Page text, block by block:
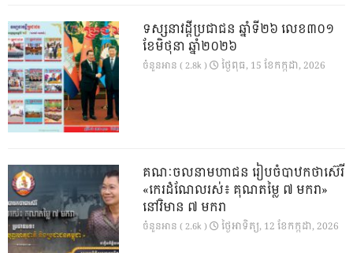
ទស្សនាវដ្ដីប្រជាជន ឆ្នាំទី២៦ លេខ៣០១
ខែមិថុនា ឆ្នាំ២០២៦
ចំនួនអាន ( 2.8k ) ថ្ងៃ​ពុធ, 15 ខែ​កក្កដា, 2026
គណៈចលនាមហាជន រៀបចំបាឋកថាស៊េរី
«កេរដំណែលរស់៖ គុណតម្លៃ ៧ មករា»
នៅវិមាន ៧ មករា
ចំនួនអាន ( 2.6k ) ថ្ងៃ​អាទិត្យ, 12 ខែ​កក្កដា, 2026